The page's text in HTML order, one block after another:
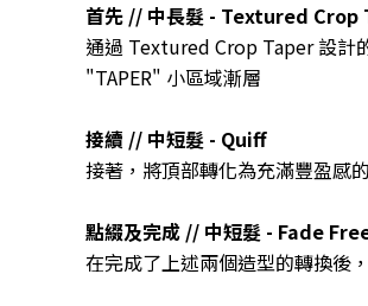
首先 // 中長髮 - Textured Crop
通過 Textured Crop Taper 設計
"TAPER" 小區域漸層
接續 // 中短髮 - Quiff
接著，將頂部轉化為充滿豐盈感
點綴及完成 // 中短髮 - Fade
在完成了上述兩個造型的轉換後